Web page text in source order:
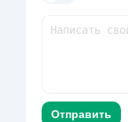
Отправить